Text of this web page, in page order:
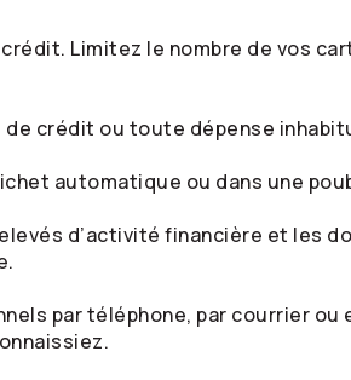
Limitez le nombre de vos
de crédit ou toute dépense
automatique ou dans une
d’activité financière et les
par téléphone, par courrier ou